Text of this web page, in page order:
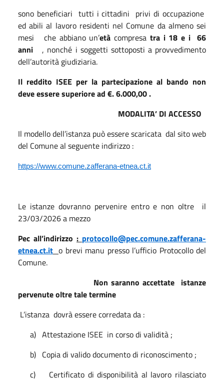
sono beneficiari tutti i cittadini privi di occupazione
ed abili al lavoro residenti nel Comune da almeno sei
mesi
che abbiano un’età compresa tra i 18 e i 66
anni
, nonché i soggetti sottoposti a provvedimento
dell’autorità giudiziaria.
Il reddito ISEE per la partecipazione al bando non
deve essere superiore ad €. 6.000,00 .
MODALITA’ DI ACCESSO
Il modello dell’istanza può essere scaricata dal sito web
del Comune al seguente indirizzo :
https://www.comune.zafferana-etnea.ct.it
Le istanze dovranno pervenire entro e non oltre
il
23/03/2026a mezzo
Pec all’indirizzo : protocollo@pec.comune.zafferana-
etnea.ct.it o brevi manu presso l’ufficio Protocollo del
Comune.
Non saranno accettate istanze
pervenute oltre tale termine
L’istanza dovrà essere corredata da :
a) Attestazione ISEE in corso di validità ;
b) Copia di valido documento di riconoscimento ;
c)
Certificato di disponibilità al lavoro rilasciato